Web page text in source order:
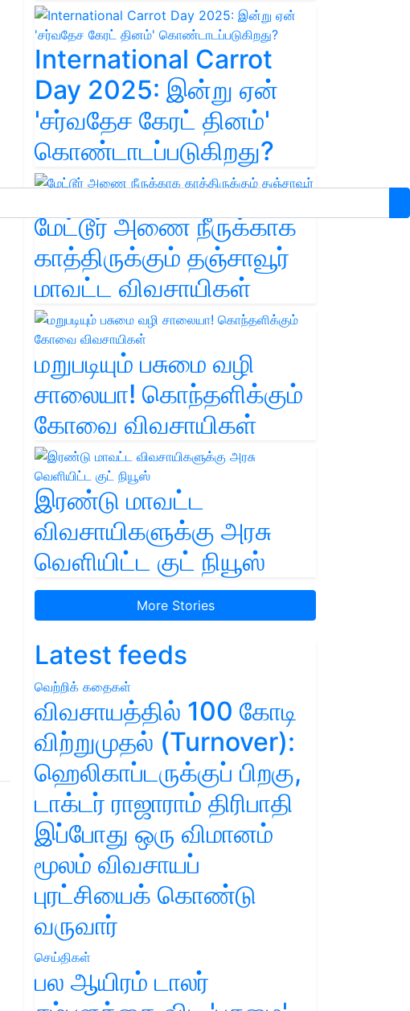
International Carrot
Day 2025: இன்று ஏன்
'சர்வதேச கேரட் தினம்'
கொண்டாடப்படுகிறது?
மேட்டூர் அணை நீருக்காக
காத்திருக்கும் தஞ்சாவூர்
மாவட்ட விவசாயிகள்
மறுபடியும் பசுமை வழி
சாலையா! கொந்தளிக்கும்
கோவை விவசாயிகள்
இரண்டு மாவட்ட
விவசாயிகளுக்கு அரசு
வெளியிட்ட குட் நியூஸ்
More Stories
Latest feeds
வெற்றிக் கதைகள்
விவசாயத்தில் 100 கோடி
விற்றுமுதல் (Turnover):
ஹெலிகாப்டருக்குப் பிறகு,
டாக்டர் ராஜாராம் திரிபாதி
இப்போது ஒரு விமானம்
மூலம் விவசாயப்
புரட்சியைக் கொண்டு
வருவார்
செய்திகள்
பல ஆயிரம் டாலர்